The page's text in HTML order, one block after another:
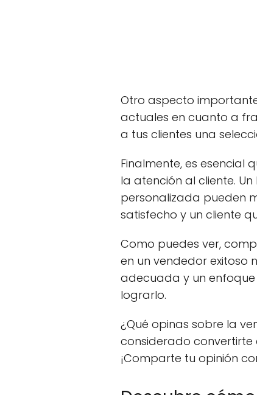
Otro aspecto
actuales en cuanto a
a tus clientes una
Finalmente, es esencial
la atención al cliente.
personalizada pueden
satisfecho y un cliente
Como puedes ver,
en un vendedor exitoso
adecuada y un
lograrlo.
¿Qué opinas sobre la
considerado
¡Comparte tu opinión